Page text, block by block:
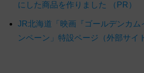
にした商品を作りました （PR）
JR北海道「映画『ゴールデンカム
ンペーン」特設ページ（外部サイ